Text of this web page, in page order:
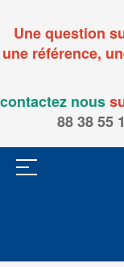
Une question
une référence,
contactez nous
88 38 55